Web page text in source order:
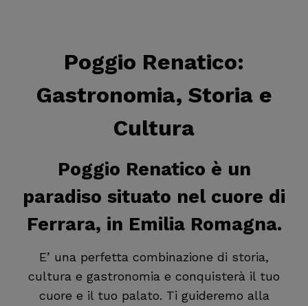
Poggio Renatico:
Gastronomia, Storia e
Cultura
Poggio Renatico è un
paradiso situato nel cuore di
Ferrara, in Emilia Romagna.
E’ una perfetta combinazione di storia,
cultura e gastronomia e conquisterà il tuo
cuore e il tuo palato. Ti guideremo alla